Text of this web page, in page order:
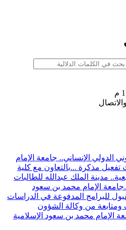
الدولي الإنساني.. جامعة الإمام
تفعيل مذكرة ...بالتعاون مع كلية
مدينة الملك عبدالله للطالبات
جامعة الإمام محمد بن سعود
للبرامج المدفوعة في الدراسات
ومتابعة من وكالة الشؤون
الإمام محمد بن سعود الإسلامية